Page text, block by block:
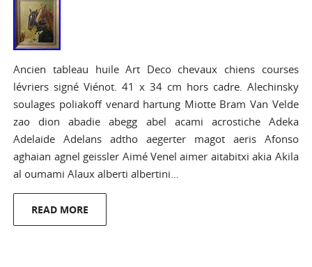
Ancien tableau huile Art Deco chevaux chiens courses
lévriers signé Viénot. 41 x 34 cm hors cadre. Alechinsky
soulages poliakoff venard hartung Miotte Bram Van Velde
zao dion abadie abegg abel acami acrostiche Adeka
Adelaide Adelans adtho aegerter magot aeris Afonso
aghaian agnel geissler Aimé Venel aimer aitabitxi akia Akila
al oumami Alaux alberti albertini…
READ MORE